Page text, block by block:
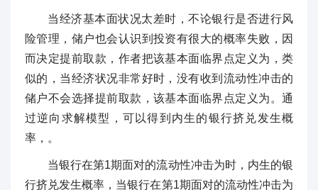
当经济基本面状况太差时，不论银行是否进行风
险管理，储户也会认识到投资有很大的概率失败，因
而决定提前取款，作者把该基本面临界点定义为，类
似的，当经济状况非常好时，没有收到流动性冲击的
储户不会选择提前取款，该基本面临界点定义为。通
过逆向求解模型，可以得到内生的银行挤兑发生概
率，。
当银行在第1期面对的流动性冲击为时，内生的银
行挤兑发生概率，当银行在第1期面对的流动性冲击为